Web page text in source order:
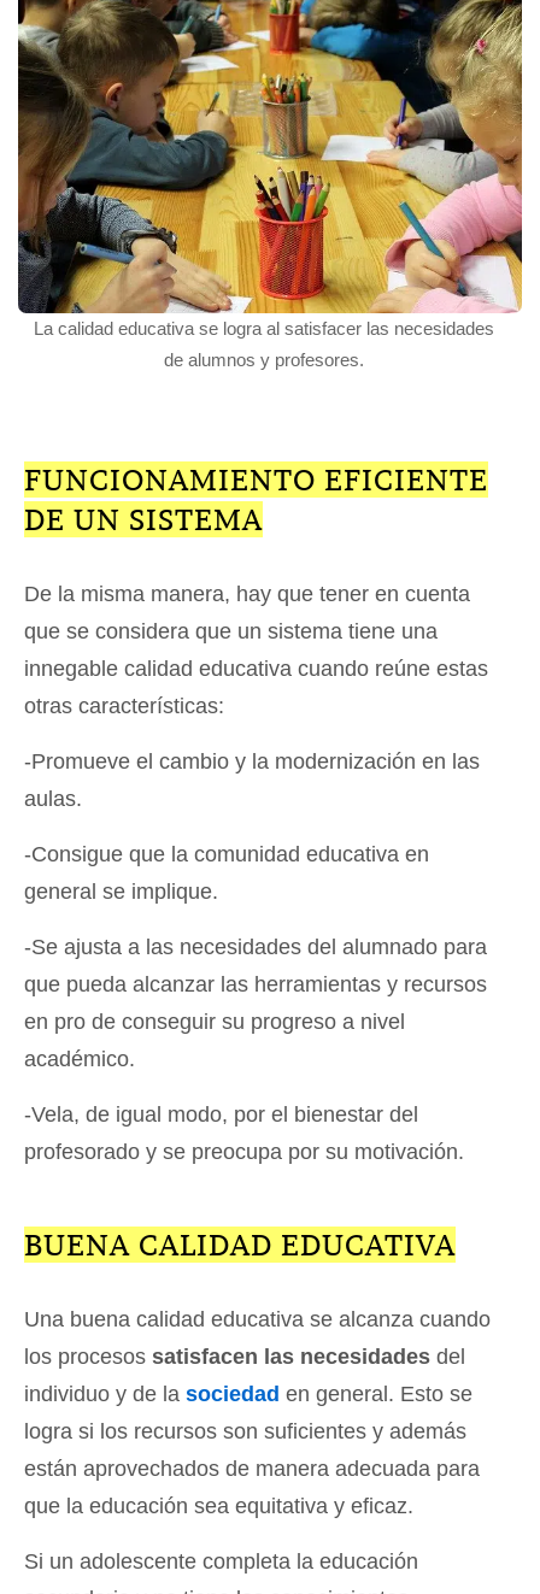
La calidad educativa se logra al satisfacer las necesidades
de alumnos y profesores.
FUNCIONAMIENTO EFICIENTE
DE UN SISTEMA
De la misma manera, hay que tener en cuenta
que se considera que un sistema tiene una
innegable calidad educativa cuando reúne estas
otras características:
-Promueve el cambio y la modernización en las
aulas.
-Consigue que la comunidad educativa en
general se implique.
-Se ajusta a las necesidades del alumnado para
que pueda alcanzar las herramientas y recursos
en pro de conseguir su progreso a nivel
académico.
-Vela, de igual modo, por el bienestar del
profesorado y se preocupa por su motivación.
BUENA CALIDAD EDUCATIVA
Una buena calidad educativa se alcanza cuando
los procesos satisfacen las necesidades del
individuo y de la sociedad en general. Esto se
logra si los recursos son suficientes y además
están aprovechados de manera adecuada para
que la educación sea equitativa y eficaz.
Si un adolescente completa la educación